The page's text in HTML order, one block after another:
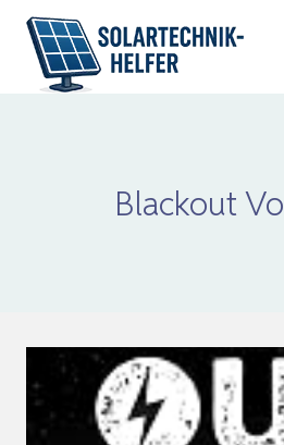
Zum
Inhalt
springen
Blackout